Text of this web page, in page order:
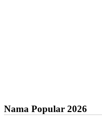
Nama Popular 2026